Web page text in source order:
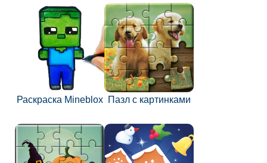
Раскраска Mineblox Пазл с картинками